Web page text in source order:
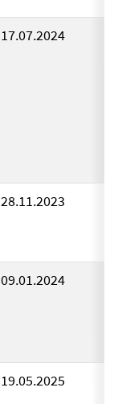
17.07.2024
28.11.2023
09.01.2024
19.05.2025